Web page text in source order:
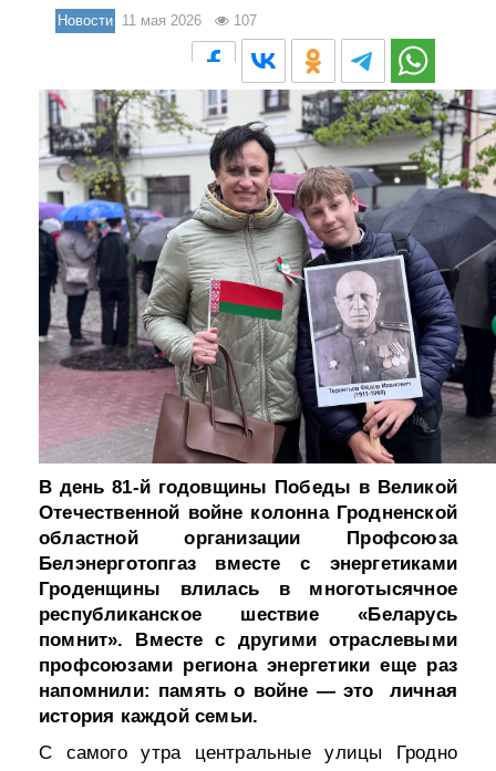
Новости 11 мая 2026 107
В день 81-й годовщины Победы в Великой
Отечественной войне колонна Гродненской
областной организации Профсоюза
Белэнерготопгаз вместе с энергетиками
Гроденщины влилась в многотысячное
республиканское шествие «Беларусь
помнит». Вместе с другими отраслевыми
профсоюзами региона энергетики еще раз
напомнили: память о войне — это личная
история каждой семьи.
С самого утра центральные улицы Гродно